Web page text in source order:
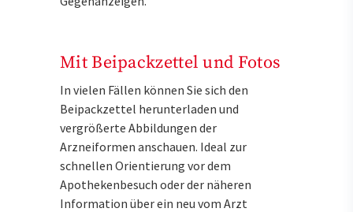
Mit Beipackzettel und Fotos
In vielen Fällen können Sie sich den
Beipackzettel herunterladen und
vergrößerte Abbildungen der
Arzneiformen anschauen. Ideal zur
schnellen Orientierung vor dem
Apothekenbesuch oder der näheren
Information über ein neu vom Arzt